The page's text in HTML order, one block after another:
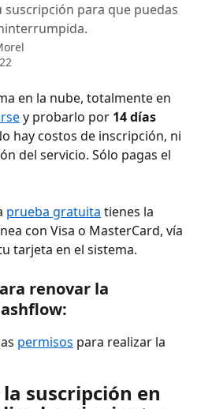
para que puedas
en la nube, totalmente en
y probarlo por 14 días
hay costos de inscripción, ni
del servicio. Sólo pagas el
prueba gratuita tienes la
con Visa o MasterCard, vía
tarjeta en el sistema.
renovar la
permisos para realizar la
suscripción en